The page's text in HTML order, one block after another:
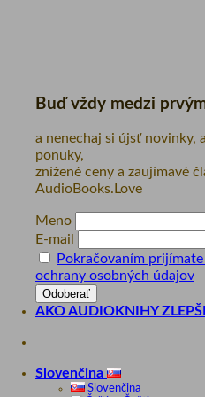
Buď vždy medzi
a nenechaj si újsť novinky,
ponuky,
znížené ceny a zaujímavé
AudioBooks.Love
Meno
E-mail
Pokračovaním prijímate
ochrany osobných údajov
AKO AUDIOKNIHY
Slovenčina
Slovenčina